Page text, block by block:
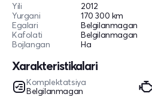
Yili
2012
Yurgani
170 300 km
Egalari
Belgilanmagan
Kafolati
Belgilanmagan
Bojlangan
Ha
Xarakteristikalari
Komplektatsiya
Belgilanmagan